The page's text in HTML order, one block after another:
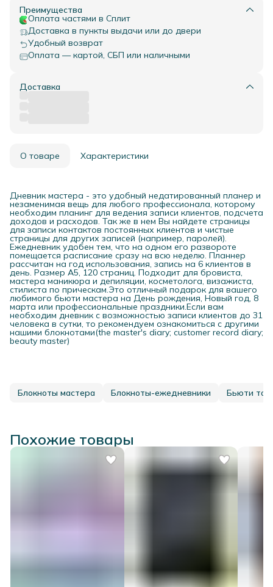
Преимущества
Оплата частями в Сплит
Доставка в пункты выдачи или до двери
Удобный возврат
Оплата — картой, СБП или наличными
Доставка
О товаре Характеристики
Дневник мастера - это удобный недатированный планер и
незаменимая вещь для любого профессионала, которому
необходим планинг для ведения записи клиентов, подсчета
доходов и расходов. Так же в нем Вы найдете страницы
для записи контактов постоянных клиентов и чистые
страницы для других записей (например, паролей).
Ежедневник удобен тем, что на одном его развороте
помещается расписание сразу на всю неделю. Планнер
рассчитан на год использования, запись на 6 клиентов в
день. Размер А5, 120 страниц. Подходит для бровиста,
мастера маникюра и депиляции, косметолога, визажиста,
стилиста по прическам.Это отличный подарок для вашего
любимого бьюти мастера на День рождения, Новый год, 8
марта или профессиональные праздники.Если вам
необходим дневник с возможностью записи клиентов до 31
человека в сутки, то рекомендуем ознакомиться с другими
нашими блокнотами(the master's diary; customer record diary;
beauty master)
Блокноты мастера Блокноты-ежедневники Бьюти
Похожие товары